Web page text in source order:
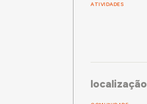
ATIVIDADES
localização